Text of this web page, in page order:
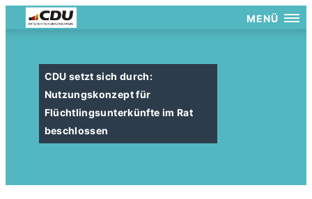
MENÜ
CDU setzt sich durch:
Nutzungskonzept für
Flüchtlingsunterkünfte im Rat
beschlossen